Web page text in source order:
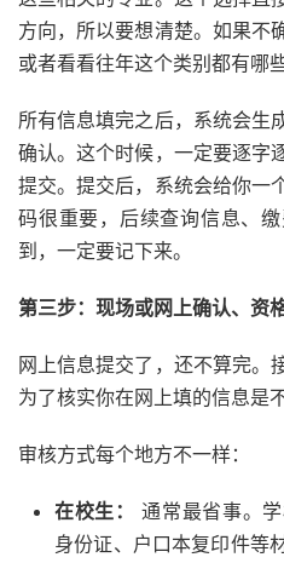
方向，所以要想清楚。如果不
或者看看往年这个类别都有哪
所有信息填完之后，系统会生
确认。这个时候，一定要逐字
提交。提交后，系统会给你一
码很重要，后续查询信息、
到，一定要记下来。
第三步：现场或网上确认、资
网上信息提交了，还不算完。
为了核实你在网上填的信息是
审核方式每个地方不一样：
在校生：
通常最省事。
身份证、户口本复印件等